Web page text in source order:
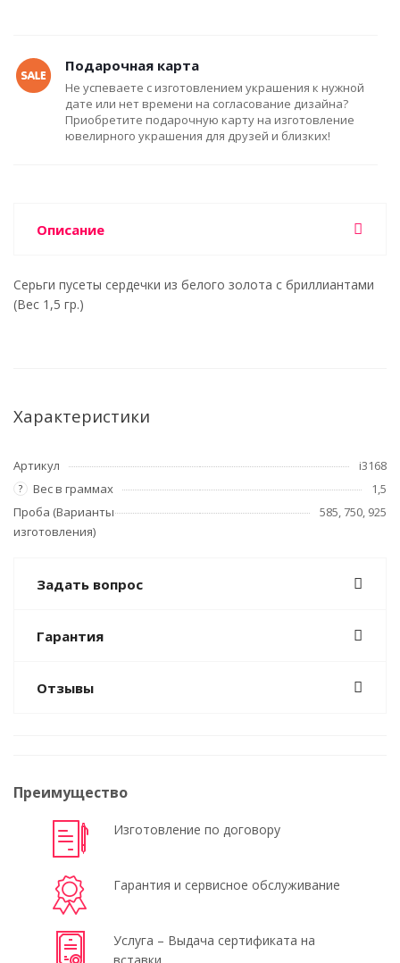
Подарочная карта
Не успеваете с изготовлением украшения к нужной
дате или нет времени на согласование дизайна?
Приобретите подарочную карту на изготовление
ювелирного украшения для друзей и близких!
Описание
Серьги пусеты сердечки из белого золота с бриллиантами
(Вес 1,5 гр.)
Характеристики
Артикул i3168
? Вес в граммах
1,5
Проба (Варианты
изготовления)
585, 750, 925
Задать вопрос
Гарантия
Отзывы
Преимущество
Изготовление по договору
Гарантия и сервисное обслуживание
Услуга – Выдача сертификата на